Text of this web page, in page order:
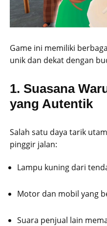
Game ini memiliki
unik dan dekat dengan
1. Suasana
yang Autentik
Salah satu daya tarik
pinggir jalan:
Lampu kuning dari
Motor dan mobil yang
Suara penjual lain